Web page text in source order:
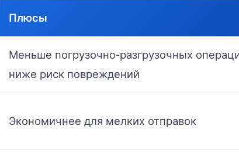
Плюсы
Меньше погрузочно‑разгрузочных
ниже риск повреждений
Экономичнее для мелких отправок